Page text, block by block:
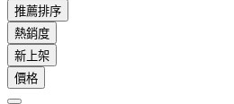
推薦排序
熱銷度
新上架
價格